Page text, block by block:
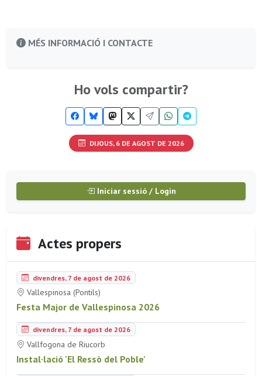
MÉS INFORMACIÓ I CONTACTE
Ho vols compartir?
DIJOUS, 6 DE AGOST DE 2026
Iniciar sessió / Login
Actes propers
divendres, 7 de agost de 2026
Vallespinosa (Pontils)
Festa Major de Vallespinosa 2026
divendres, 7 de agost de 2026
Vallfogona de Riucorb
Instal·lació 'El Ressò del Poble'